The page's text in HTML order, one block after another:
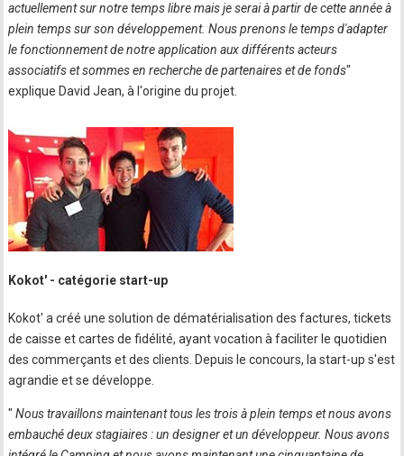
actuellement sur notre temps libre mais je serai à partir de cette année à
plein temps sur son développement. Nous prenons le temps d'adapter
le fonctionnement de notre application aux différents acteurs
associatifs et sommes en recherche de partenaires et de fonds"
explique David Jean, à l'origine du projet.
Kokot' - catégorie start-up
Kokot' a créé une solution de dématérialisation des factures, tickets
de caisse et cartes de fidélité, ayant vocation à faciliter le quotidien
des commerçants et des clients. Depuis le concours, la start-up s'est
agrandie et se développe.
" Nous travaillons maintenant tous les trois à plein temps et nous avons
embauché deux stagiaires : un designer et un développeur. Nous avons